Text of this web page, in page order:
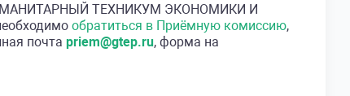
ТЕХНИКУМ ЭКОНОМИКИ И
обратиться в Приёмную комиссию,
почта priem@gtep.ru, форма на